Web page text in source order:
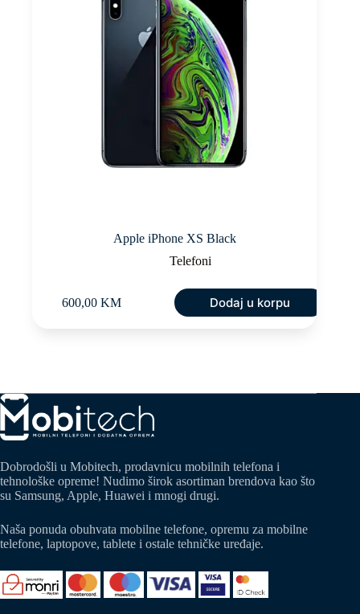
Apple iPhone XS Black
Telefoni
600,00 KM Dodaj u korpu
Dobrodošli u Mobitech, prodavnicu mobilnih telefona i
tehnološke opreme! Nudimo širok asortiman brendova kao što
su Samsung, Apple, Huawei i mnogi drugi.
Naša ponuda obuhvata mobilne telefone, opremu za mobilne
telefone, laptopove, tablete i ostale tehničke uređaje.